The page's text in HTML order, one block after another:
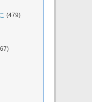
(479)